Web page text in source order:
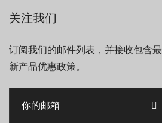
关注我们
订阅我们的邮件列表，并接收包含最
新产品优惠政策。